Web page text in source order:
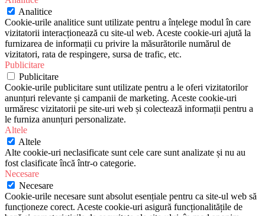
Analitice
Cookie-urile analitice sunt utilizate pentru a înțelege modul în care
vizitatorii interacționează cu site-ul web. Aceste cookie-uri ajută la
furnizarea de informații cu privire la măsurătorile numărul de
vizitatori, rata de respingere, sursa de trafic, etc.
Publicitare
Publicitare
Cookie-urile publicitare sunt utilizate pentru a le oferi vizitatorilor
anunțuri relevante și campanii de marketing. Aceste cookie-uri
urmăresc vizitatorii pe site-uri web și colectează informații pentru a
le furniza anunțuri personalizate.
Altele
Altele
Alte cookie-uri neclasificate sunt cele care sunt analizate și nu au
fost clasificate încă într-o categorie.
Necesare
Necesare
Cookie-urile necesare sunt absolut esențiale pentru ca site-ul web să
funcționeze corect. Aceste cookie-uri asigură funcționalitățile de